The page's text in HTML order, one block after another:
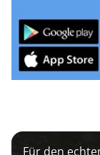
Für den